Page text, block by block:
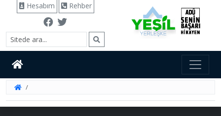
Hesabım Rehber